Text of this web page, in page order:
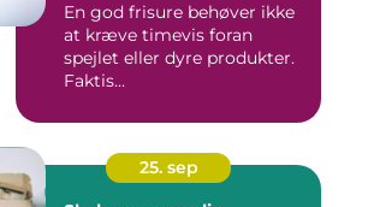
En god frisure behøver ikke
at kræve timevis foran
spejlet eller dyre produkter.
Faktis...
25. sep